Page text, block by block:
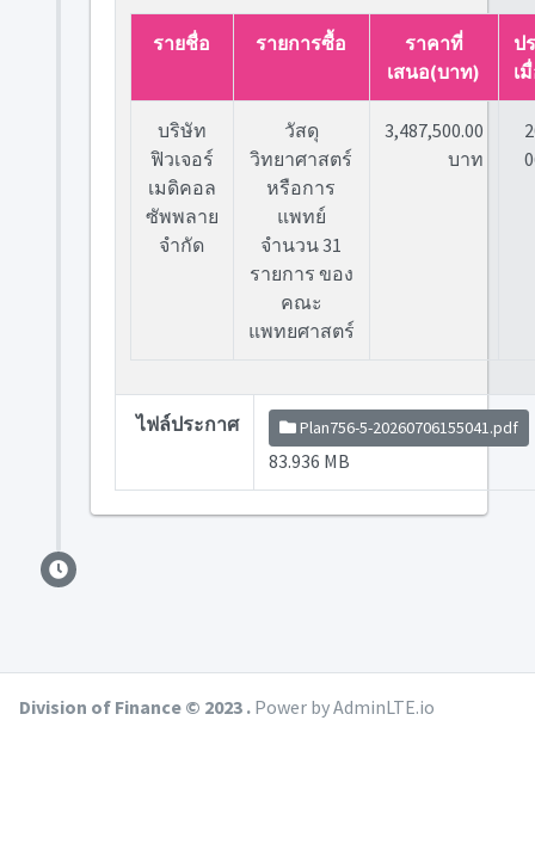
รายชื่อ รายการซื้อ
ราคาที่
เสนอ(บาท)
ป
เ
บริษัท
ฟิวเจอร์
เมดิคอล
ซัพพลาย
จำกัด
วัสดุ
วิทยาศาสตร์
หรือการ
แพทย์
จำนวน 31
รายการ ของ
คณะ
แพทยศาสตร์
3,487,500.00
บาท
ไฟล์ประกาศ Plan756-5-20260706155041.pdf
83.936 MB
Division of Finance © 2023 . Power by AdminLTE.io